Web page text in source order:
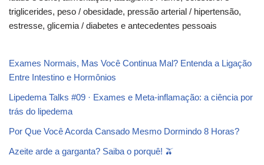
triglicerides, peso / obesidade, pressão arterial / hipertensão,
estresse, glicemia / diabetes e antecedentes pessoais
Exames Normais, Mas Você Continua Mal? Entenda a Ligação
Entre Intestino e Hormônios
Lipedema Talks #09 · Exames e Meta-inflamação: a ciência por
trás do lipedema
Por Que Você Acorda Cansado Mesmo Dormindo 8 Horas?
Azeite arde a garganta? Saiba o porquê! 🫒